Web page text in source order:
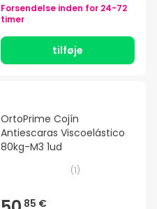
Forsendelse inden for 24-72
timer
tilføje
OrtoPrime Cojín
Antiescaras Viscoelástico
80kg-M3 1ud
(1)
85 €